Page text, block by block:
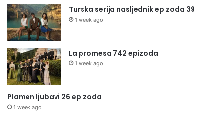
Turska serija nasljednik epizoda 39
1 week ago
La promesa 742 epizoda
1 week ago
Plamen ljubavi 26 epizoda
1 week ago